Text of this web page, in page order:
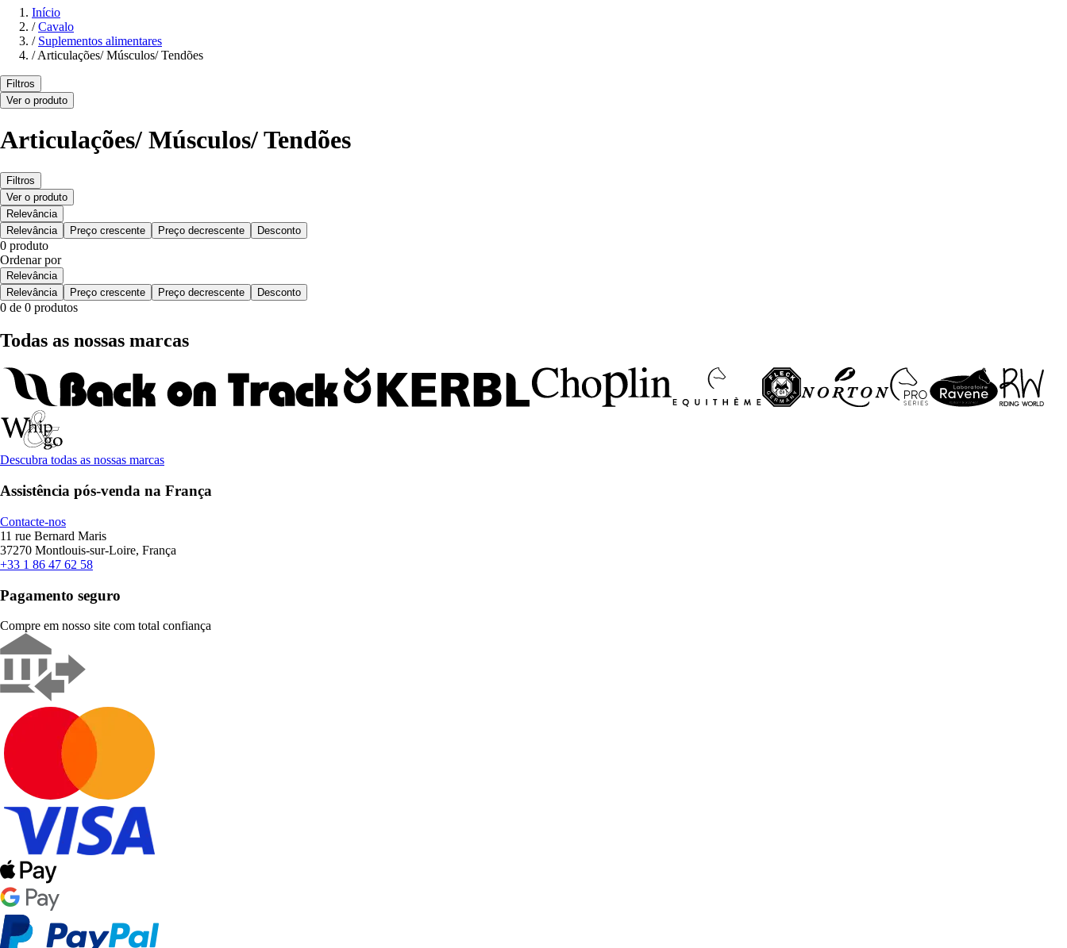
Início
/ Cavalo
/ Suplementos alimentares
/ Articulações/ Músculos/ Tendões
Filtros
Ver o produto
Articulações/ Músculos/ Tendões
Filtros
Ver o produto
Relevância
Relevância
Preço crescente Preço decrescente Desconto
0 produto
Ordenar por
Relevância
Relevância
Preço crescente Preço decrescente Desconto
0 de 0 produtos
Todas as nossas marcas
Descubra todas as nossas marcas
Assistência pós-venda na França
Contacte-nos
11 rue Bernard Maris
37270 Montlouis-sur-Loire, França
+33 1 86 47 62 58
Pagamento seguro
Compre em nosso site com total confiança